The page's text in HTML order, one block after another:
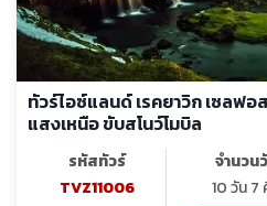
ทัวร์ไอซ์แลนด์ เรคยาวิก เซลฟอ
แสงเหนือ ขับสโนว์โมบิล
รหัสทัวร์
TVZ11006
จำนวน
10 วัน 7